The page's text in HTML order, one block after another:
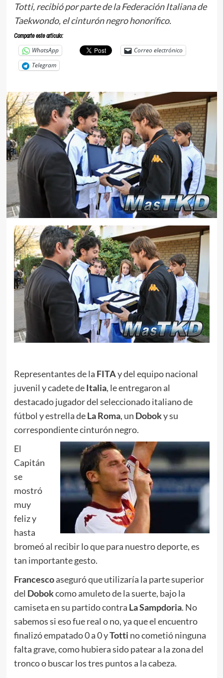
Totti, recibió por parte de la Federación Italiana de
Taekwondo, el cinturón negro honorífico.
Comparte este articulo:
WhatsApp
Correo electrónico
Telegram
Representantes de la FITAy del equipo nacional
juvenil y cadete deItalia, le entregaron al
destacado jugador del seleccionado italiano de
fútbol y estrella deLa Roma, un Doboky su
correspondiente cinturón negro.
El
Capitán
se
mostró
muy
feliz y
hasta
bromeó al recibir lo que para nuestro deporte, es
tan importante gesto.
Francescoaseguró que utilizaría la parte superior
del Dobokcomo amuleto de la suerte, bajo la
camiseta en su partido contra La Sampdoria. No
sabemos si eso fue real o no, ya que el encuentro
finalizó empatado 0 a 0 yTotti no cometió ninguna
falta grave, como hubiera sido patear a la zona del
tronco o buscar los tres puntos a la cabeza.